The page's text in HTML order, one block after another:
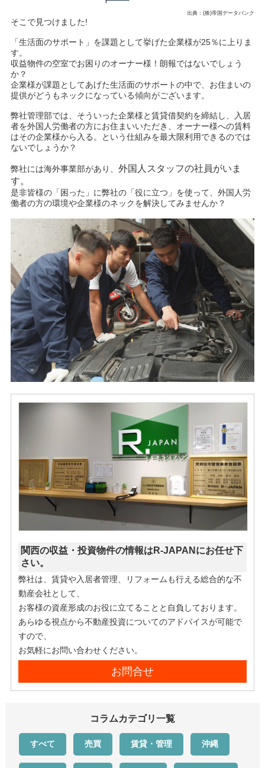
出典：(株)帝国データバンク
そこで見つけました!
「生活面のサポート」を課題として挙げた企業様が25％に上りま
す。
収益物件の空室でお困りのオーナー様！朗報ではないでしょう
か？
企業様が課題としてあげた生活面のサポートの中で、お住まいの
提供がどうもネックになっている傾向がございます。
弊社管理部では、そういった企業様と賃貸借契約を締結し、入居
者を外国人労働者の方にお住まいいただき、オーナー様への賃料
はその企業様から入る。という仕組みを最大限利用できるのでは
ないでしょうか？
弊社には海外事業部があり、 外国人スタッフの社員がいま
す。
是非皆様の「困った」に弊社の「役に立つ」を使って、外国人労
働者の方の環境や企業様のネックを解決してみませんか？
関西の収益・投資物件の情報はR-JAPANにお任せ下
さい。
弊社は、賃貸や入居者管理、リフォームも行える総合的な不
動産会社として、
お客様の資産形成のお役に立てることと自負しております。
あらゆる視点から不動産投資についてのアドバイスが可能で
すので、
お気軽にお問い合わせください。
お問合せ
コラムカテゴリ一覧
すべて 売買 賃貸・管理 沖縄